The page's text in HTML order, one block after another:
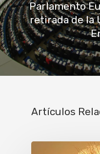
Parlamento
retirada de la
Artículos